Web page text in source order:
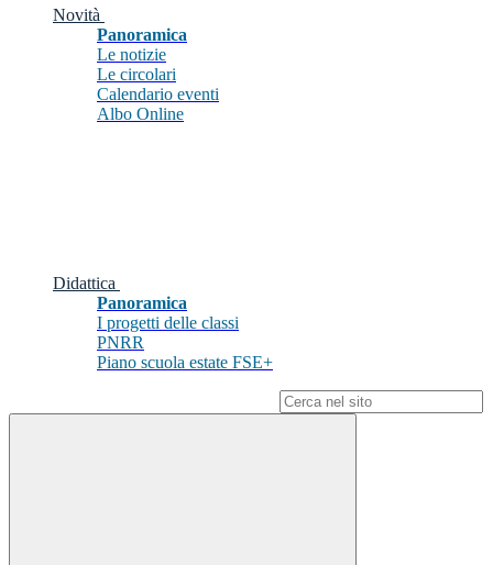
Novità
Panoramica
Le notizie
Le circolari
Calendario eventi
Albo Online
Didattica
Panoramica
I progetti delle classi
PNRR
Piano scuola estate FSE+